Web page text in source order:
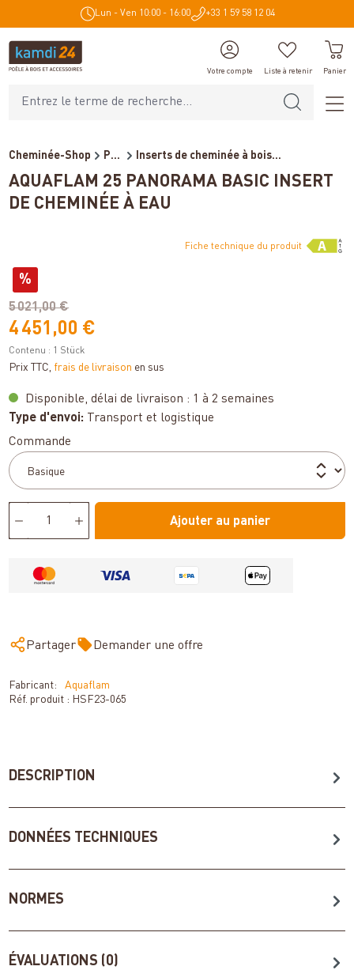
principal Lun - Ven 10:00 - 16:00 +33 1 59 58 12 04
Votre compte Liste à retenir Panier
Cheminée-Shop Poêles et cheminées Inserts de cheminée à bois...
AQUAFLAM 25 PANORAMA BASIC INSERT
DE CHEMINÉE À EAU
(économie de 15%)
Fiche technique du produit
%
5 021,00 €
4 451,00 €
Contenu : 1 Stück
Prix TTC, frais de livraison en sus
Disponible, délai de livraison : 1 à 2 semaines
Type d'envoi: Transport et logistique
Sélectionnez
Commande
Ajouter au panier
Partager Demander une offre
Fabricant:
Aquaflam
Réf. produit : HSF23-065
DESCRIPTION
DONNÉES TECHNIQUES
NORMES
ÉVALUATIONS (0)